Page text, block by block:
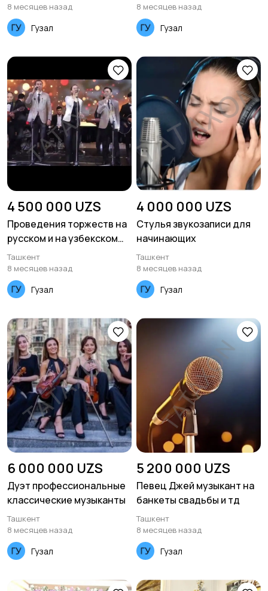
8 месяцев назад
Гузал
8 месяцев назад
Гузал
4 500 000 UZS
Проведения торжеств на
русском и на узбекском
языке
Ташкент
8 месяцев назад
Гузал
4 000 000 UZS
Стулья звукозаписи для
начинающих
Ташкент
8 месяцев назад
Гузал
6 000 000 UZS
Дуэт профессиональные
классические музыканты
Ташкент
8 месяцев назад
Гузал
5 200 000 UZS
Певец Джей музыкант на
банкеты свадьбы и тд
Ташкент
8 месяцев назад
Гузал